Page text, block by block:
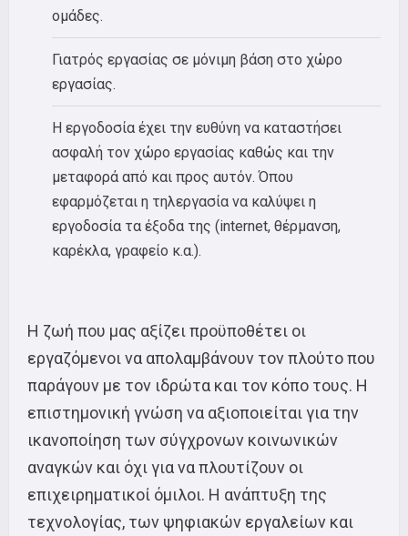
ομάδες.
Γιατρός εργασίας σε μόνιμη βάση στο χώρο
εργασίας.
Η εργοδοσία έχει την ευθύνη να καταστήσει
ασφαλή τον χώρο εργασίας καθώς και την
μεταφορά από και προς αυτόν. Όπου
εφαρμόζεται η τηλεργασία να καλύψει η
εργοδοσία τα έξοδα της (internet, θέρμανση,
καρέκλα, γραφείο κ.α.).
Η ζωή που μας αξίζει προϋποθέτει οι
εργαζόμενοι να απολαμβάνουν τον πλούτο που
παράγουν με τον ιδρώτα και τον κόπο τους. Η
επιστημονική γνώση να αξιοποιείται για την
ικανοποίηση των σύγχρονων κοινωνικών
αναγκών και όχι για να πλουτίζουν οι
επιχειρηματικοί όμιλοι. Η ανάπτυξη της
τεχνολογίας, των ψηφιακών εργαλείων και